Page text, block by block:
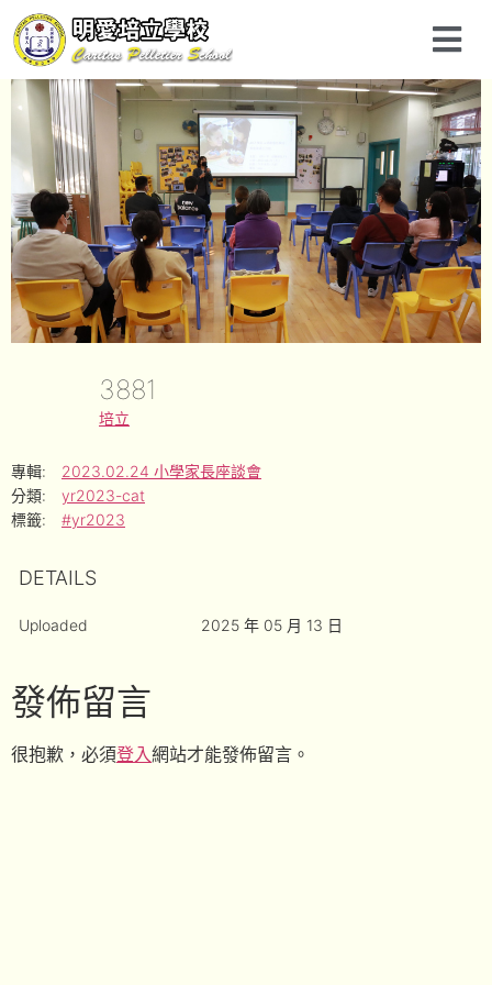
3881
培立
專輯:
2023.02.24 小學家長座談會
分類:
yr2023-cat
標籤:
#yr2023
DETAILS
Uploaded 2025 年 05 月 13 日
發佈留言
很抱歉，必須登入網站才能發佈留言。